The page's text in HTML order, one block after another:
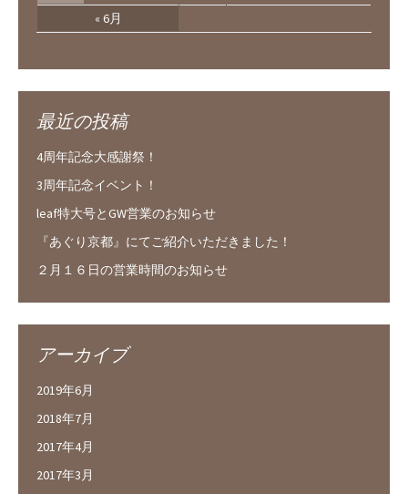
« 6月
最近の投稿
4周年記念大感謝祭！
3周年記念イベント！
leaf特大号とGW営業のお知らせ
『あぐり京都』にてご紹介いただきました！
２月１６日の営業時間のお知らせ
アーカイブ
2019年6月
2018年7月
2017年4月
2017年3月